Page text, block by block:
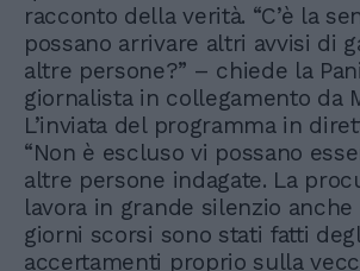
racconto della verità. “C’è la
possano arrivare altri avvisi di
altre persone?” – chiede la
giornalista in collegamento da
L’inviata del programma in
“Non è escluso vi possano
altre persone indagate. La
lavora in grande silenzio
giorni scorsi sono stati fatti
accertamenti proprio sulla